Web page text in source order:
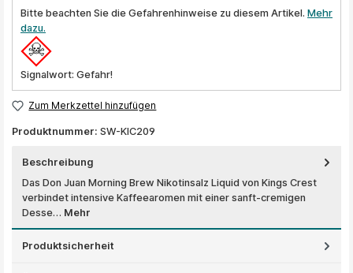
Bitte beachten Sie die Gefahrenhinweise zu diesem Artikel. Mehr
dazu.
Signalwort: Gefahr!
Zum Merkzettel hinzufügen
Produktnummer: SW-KIC209
Beschreibung
Das Don Juan Morning Brew Nikotinsalz Liquid von Kings Crest
verbindet intensive Kaffeearomen mit einer sanft-cremigen
Desse… Mehr
Produktsicherheit